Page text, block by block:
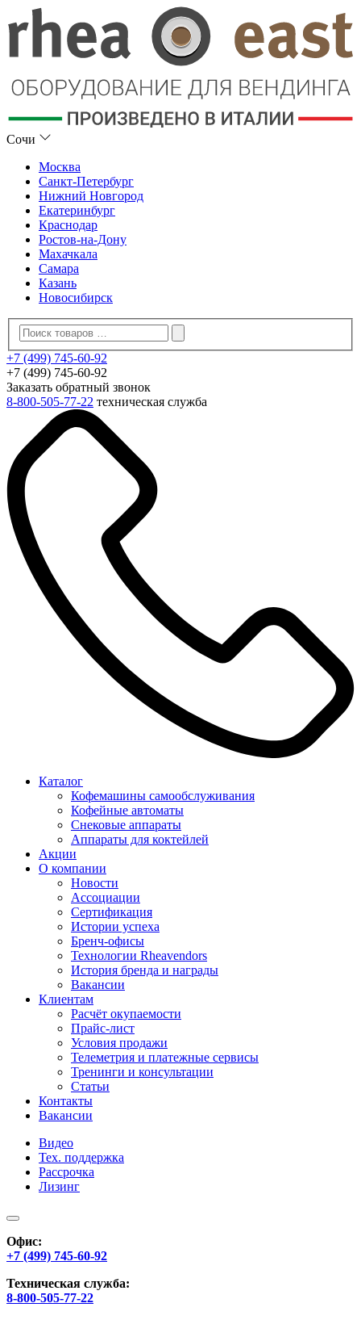
Сочи
Москва
Санкт-Петербург
Нижний Новгород
Екатеринбург
Краснодар
Ростов-на-Дону
Махачкала
Самара
Казань
Новосибирск
+7 (499) 745-60-92
+7 (499) 745-60-92
Заказать обратный звонок
8-800-505-77-22 техническая служба
Каталог
Кофемашины самообслуживания
Кофейные автоматы
Снековые аппараты
Аппараты для коктейлей
Акции
О компании
Новости
Ассоциации
Сертификация
Истории успеха
Бренч-офисы
Технологии Rheavendors
История бренда и награды
Вакансии
Клиентам
Расчёт окупаемости
Прайс-лист
Условия продажи
Телеметрия и платежные сервисы
Тренинги и консультации
Статьи
Контакты
Вакансии
Видео
Тех. поддержка
Рассрочка
Лизинг
Офис:
+7 (499) 745-60-92
Техническая служба:
8-800-505-77-22